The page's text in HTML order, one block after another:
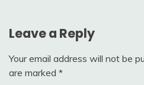
Leave a Reply
Your email address will not be
are marked *